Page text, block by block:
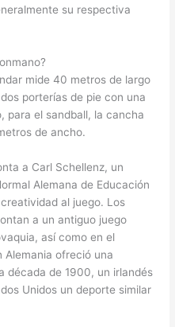
su respectiva
mide 40 metros de largo
porterías de pie con una
para el sandball, la cancha
de ancho.
a Carl Schellenz, un
Alemana de Educación
al juego. Los
a un antiguo juego
así como en el
Alemania ofreció una
década de 1900, un irlandés
Unidos un deporte similar